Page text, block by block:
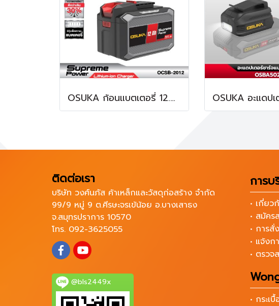
OSUKA ก้อนแบตเตอรี่ 12.0Ah Supreme Power OCSB-2012
ติดต่อเรา
บริษัท วงศ์นภัส ค้าเหล็กและวัสดุก่อสร้าง จำกัด
99/9 หมู่ 9 ต.ศีรษะจรเข้น้อย อ.บางเสาธง
จ.สมุทรปราการ 10570
โทร. 092-3625055
@bls2449x
การบ
• เกี่ยว
• สมัคร
• การสั่
• แจ้งก
• ตรวจ
• กระเ